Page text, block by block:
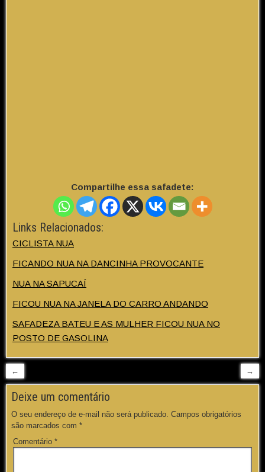
Compartilhe essa safadete:
Links Relacionados:
CICLISTA NUA
FICANDO NUA NA DANCINHA PROVOCANTE
NUA NA SAPUCAÍ
FICOU NUA NA JANELA DO CARRO ANDANDO
SAFADEZA BATEU E AS MULHER FICOU NUA NO
POSTO DE GASOLINA
← →
Deixe um comentário
O seu endereço de e-mail não será publicado. Campos obrigatórios
são marcados com *
Comentário *